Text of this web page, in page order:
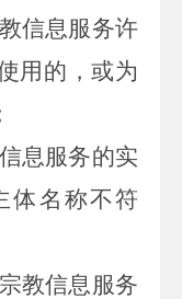
信息服务许
用的，或为
息服务的实
体名称不符
教信息服务